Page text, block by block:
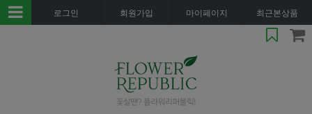
로그인 회원가입 마이페이지 최근본상품